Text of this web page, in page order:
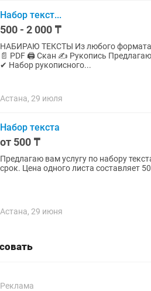
Набор текст...
500 - 2 000 ₸
НАБИРАЮ ТЕКСТЫ Из любого формата Быстро • Качественно • Точно 📸 Фото 🎥 Видео 🎙️ Аудио
📄 PDF 🖨️ Скан ✍️ Рукопись Предлагаю услуги: ✔ Перепечатка книг ✔ Набор текста со сканов
✔ Набор рукописного...
Астана, 29 июля
Набор текста
от 500 ₸
Предлагаю вам услугу по набору
срок. Цена одного листа составляет
Астана, 29 июня
Реклама